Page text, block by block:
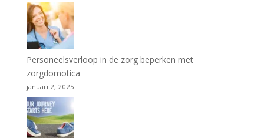
Personeelsverloop in de zorg beperken met
zorgdomotica
januari 2, 2025